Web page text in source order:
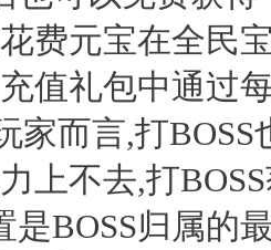
元宝在全民宝
值礼包中通过
家而言,打
不去,打BOSS
是BOSS归属的